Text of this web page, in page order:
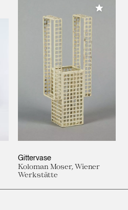
Sammlung hinzufügen
Gittervase
Koloman Moser, Wiener
Werkstätte
Meiner